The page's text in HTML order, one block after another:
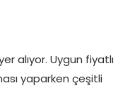
alıyor. Uygun fiyatlı
yaparken çeşitli